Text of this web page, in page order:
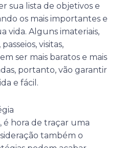
sua lista de objetivos e
os mais importantes e
vida. Alguns imateriais,
visitas,
ser mais baratos e mais
portanto, vão garantir
e fácil.
é hora de traçar uma
também o